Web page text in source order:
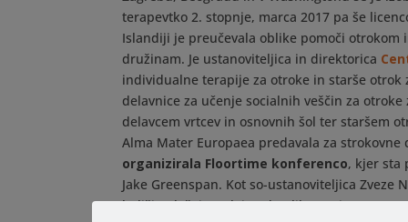
terapevtko 2. stopnje, marca 2017 pa še
Islandiji je preučevala oblike pomoči
družinam. Je ustanoviteljica in direktorica
individualne terapije za otroke in starše otrok
delavnice za učenje socialnih veščin za
delavcem vrtcev in osnovnih šol ter staršem
Alma Mater Europaea predavala za
organizirala Floortime konferenco, kjer sta
Jake Greenspan. Kot so-ustanoviteljica
boljši položaj otrok in odraslih z avtizmom